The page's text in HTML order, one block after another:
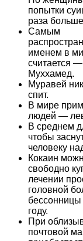
попытки
раза
Самым
именем в
считается —
Муххамед.
Муравей
спит.
В мире
людей —
В среднем
чтобы
человеку
Кокаин
свободно
лечении
головной
году.
При
почтовой